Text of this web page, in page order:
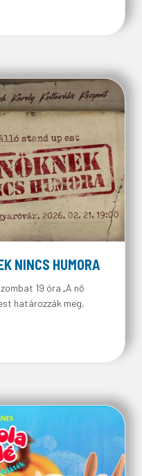
NINCS HUMORA
19 óra „A nő
határozzák meg,